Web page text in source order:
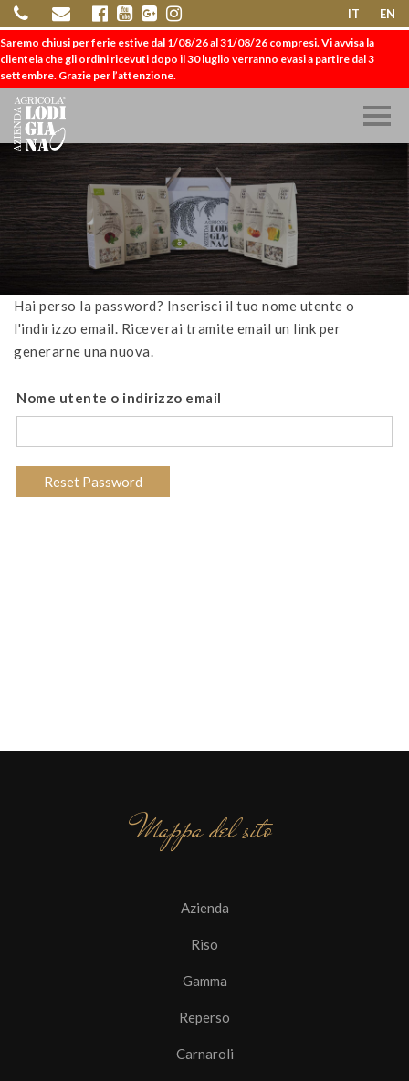
IT EN
Saremo chiusi per ferie estive dal 1/08/26 al 31/08/26 compresi. Vi avvisa la
clientela che gli ordini ricevuti dopo il 30 luglio verranno evasi a partire dal 3
settembre. Grazie per l’attenzione.
Hai perso la password? Inserisci il tuo nome utente o
l'indirizzo email. Riceverai tramite email un link per
generarne una nuova.
Nome utente o indirizzo email
Mappa del sito
Azienda
Riso
Gamma
Reperso
Carnaroli